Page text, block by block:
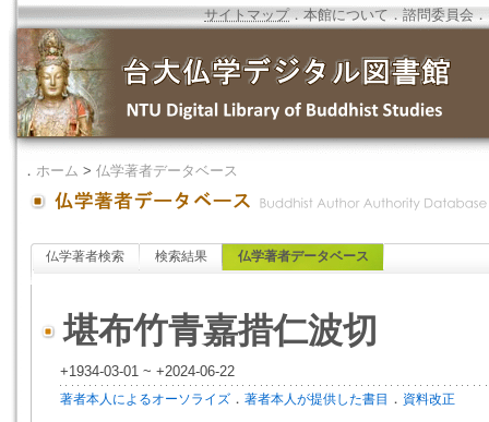
サイトマップ．本館について ．諮問委員会 ．
． ホーム > 仏学著者データベース
仏学著者検索 検索結果 仏学著者データベース
堪布竹青嘉措仁波切
+1934-03-01 ~ +2024-06-22
著者本人によるオーソライズ ． 著者本人が提供した書目 ． 資料改正